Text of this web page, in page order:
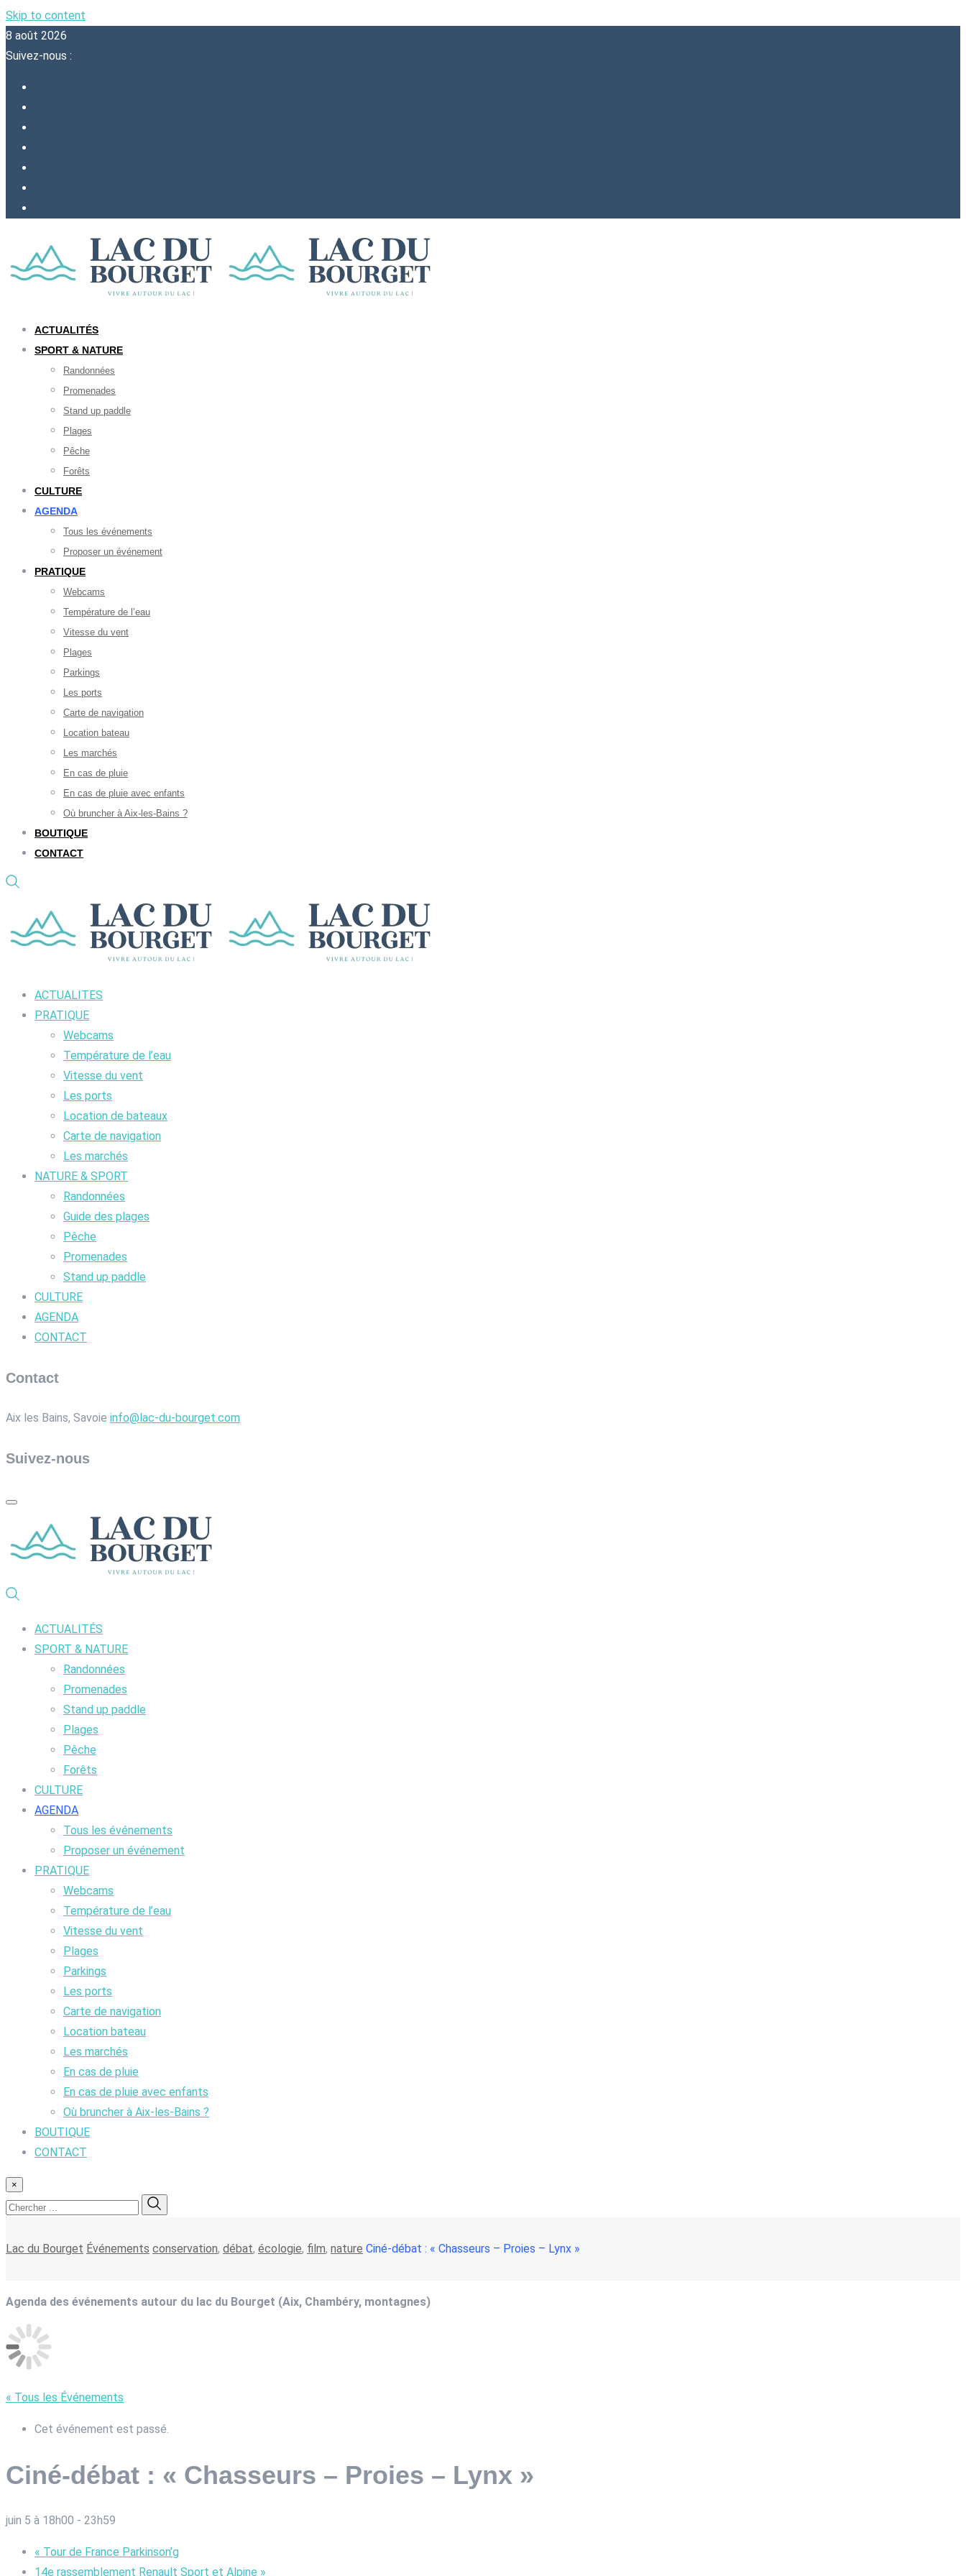
Skip to content
8 août 2026
Suivez-nous :
ACTUALITÉS
SPORT & NATURE
Randonnées
Promenades
Stand up paddle
Plages
Pêche
Forêts
CULTURE
AGENDA
Tous les événements
Proposer un événement
PRATIQUE
Webcams
Température de l’eau
Vitesse du vent
Plages
Parkings
Les ports
Carte de navigation
Location bateau
Les marchés
En cas de pluie
En cas de pluie avec enfants
Où bruncher à Aix-les-Bains ?
BOUTIQUE
CONTACT
ACTUALITES
PRATIQUE
Webcams
Température de l’eau
Vitesse du vent
Les ports
Location de bateaux
Carte de navigation
Les marchés
NATURE & SPORT
Randonnées
Guide des plages
Pêche
Promenades
Stand up paddle
CULTURE
AGENDA
CONTACT
Contact
Aix les Bains, Savoie info@lac-du-bourget.com
Suivez-nous
ACTUALITÉS
SPORT & NATURE
Randonnées
Promenades
Stand up paddle
Plages
Pêche
Forêts
CULTURE
AGENDA
Tous les événements
Proposer un événement
PRATIQUE
Webcams
Température de l’eau
Vitesse du vent
Plages
Parkings
Les ports
Carte de navigation
Location bateau
Les marchés
En cas de pluie
En cas de pluie avec enfants
Où bruncher à Aix-les-Bains ?
BOUTIQUE
CONTACT
×
Lac du Bourget Événements conservation, débat, écologie, film, nature Ciné-débat : « Chasseurs – Proies – Lynx »
Agenda des événements autour du lac du Bourget (Aix, Chambéry, montagnes)
« Tous les Événements
Cet événement est passé.
Ciné-débat : « Chasseurs – Proies – Lynx »
juin 5 à 18h00 - 23h59
« Tour de France Parkinson’g
14e rassemblement Renault Sport et Alpine »